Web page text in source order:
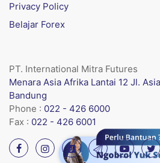
Privacy Policy
Belajar Forex
PT. International Mitra Futures
Menara Asia Afrika Lantai 12 Jl.
Bandung
Phone : 022 - 426 6000
Fax : 022 - 426 6001